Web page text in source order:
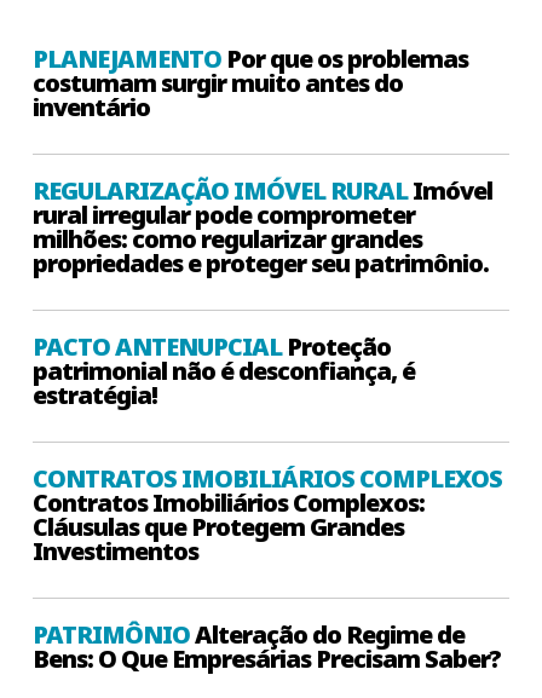
PLANEJAMENTO Por que os problemas
costumam surgir muito antes do
inventário
REGULARIZAÇÃO IMÓVEL RURALImóvel
rural irregular pode comprometer
milhões: como regularizar grandes
propriedades e proteger seu patrimônio.
PACTO ANTENUPCIALProteção
patrimonial não é desconfiança, é
estratégia!
CONTRATOS IMOBILIÁRIOS COMPLEXOS
Contratos Imobiliários Complexos:
Cláusulas que Protegem Grandes
Investimentos
PATRIMÔNIOAlteração do Regime de
Bens: O Que Empresárias Precisam Saber?